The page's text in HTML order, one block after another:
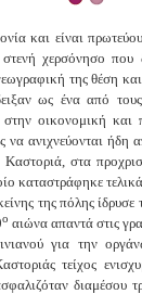
και είναι
χερσόνησο που
της θέση
ως ένα από
οικονομική και
να ανιχνεύονται
στα
καταστράφηκε
της πόλης ίδρυσε
ο αιώνα απαντά στις
για την
τείχος
διαμέσου